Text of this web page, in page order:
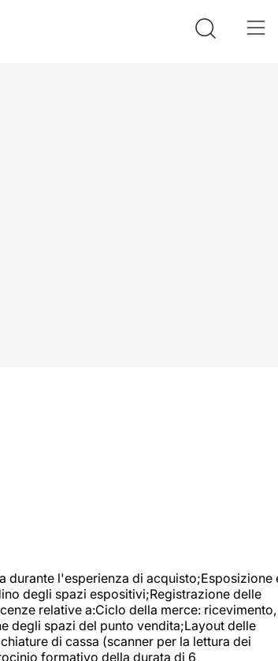
durante l'esperienza di acquisto;Esposizione
degli spazi espositivi;Registrazione delle
relative a:Ciclo della merce: ricevimento,
degli spazi del punto vendita;Layout delle
di cassa (scanner per la lettura dei
formativo della durata di 6